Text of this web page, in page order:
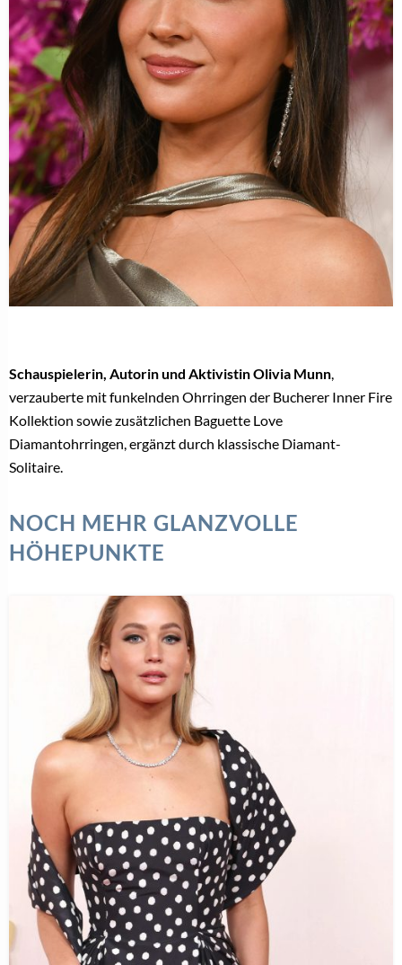
Schauspielerin, Autorin und Aktivistin Olivia Munn,
verzauberte mit funkelnden Ohrringen der Bucherer Inner Fire
Kollektion sowie zusätzlichen Baguette Love
Diamantohrringen, ergänzt durch klassische Diamant-
Solitaire.
NOCH MEHR GLANZVOLLE
HÖHEPUNKTE